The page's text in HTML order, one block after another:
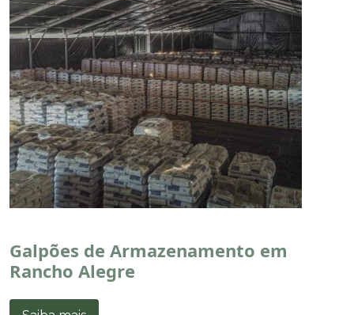
Galpões de Armazenamento em
Rancho Alegre